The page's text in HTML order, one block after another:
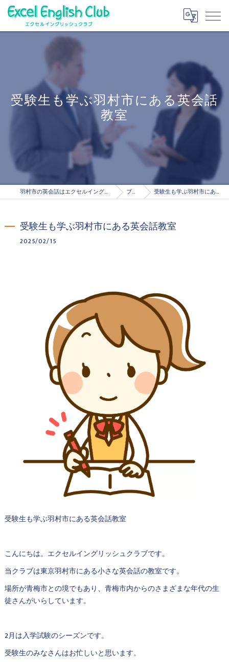
受験生も学ぶ羽村市にある英会話
教室
羽村市の英会話はエクセルイングリッシュクラブ ブログ 受験生も学ぶ羽村市にある英会話教室
受験生も学ぶ羽村市にある英会話教室
2025/02/15
受験生も学ぶ羽村市にある英会話教室
こんにちは。エクセルイングリッシュクラブです。
当クラブは東京羽村市にある小さな英会話の教室です。
場所が青梅市との境でもあり、青梅市内からのさまざまな年代の生
徒さんがいらしています。
2月は入学試験のシーズンです。
受験生のみなさんはお忙しいと思います。